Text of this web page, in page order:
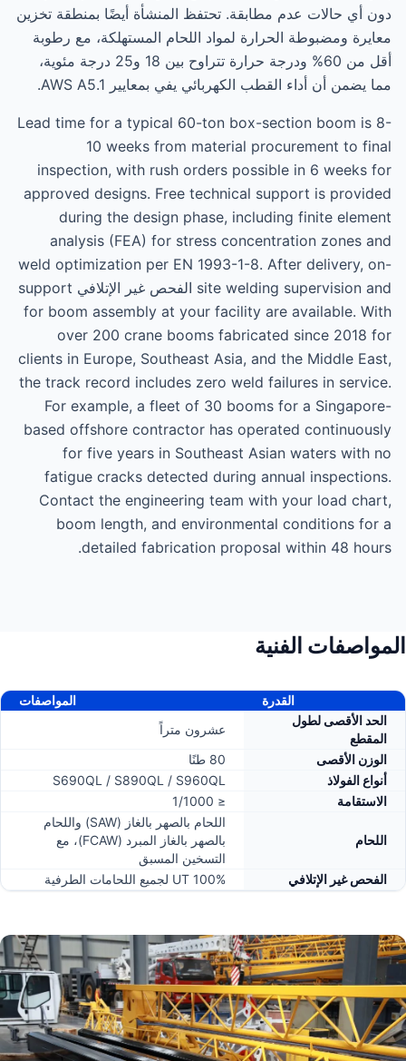
دون أي حالات عدم مطابقة. تحتفظ المنشأة أيضًا بمنطقة تخزين
معايرة ومضبوطة الحرارة لمواد اللحام المستهلكة، مع رطوبة
أقل من 60% ودرجة حرارة تتراوح بين 18 و25 درجة مئوية،
مما يضمن أن أداء القطب الكهربائي يفي بمعايير AWS A5.1.
Lead time for a typical 60-ton box-section boom is 8-
10 weeks from material procurement to final
inspection, with rush orders possible in 6 weeks for
approved designs. Free technical support is provided
during the design phase, including finite element
analysis (FEA) for stress concentration zones and
weld optimization per EN 1993-1-8. After delivery, on-
site welding supervision and الفحص غير الإتلافي support
for boom assembly at your facility are available. With
over 200 crane booms fabricated since 2018 for
clients in Europe, Southeast Asia, and the Middle East,
the track record includes zero weld failures in service.
For example, a fleet of 30 booms for a Singapore-
based offshore contractor has operated continuously
for five years in Southeast Asian waters with no
fatigue cracks detected during annual inspections.
Contact the engineering team with your load chart,
boom length, and environmental conditions for a
detailed fabrication proposal within 48 hours.
المواصفات الفنية
القدرة
المواصفات
الحد الأقصى لطول
المقطع
عشرون متراً
الوزن الأقصى
80 طنًا
أنواع الفولاذ
S690QL / S890QL / S960QL
الاستقامة
≤ 1/1000
اللحام
اللحام بالصهر بالغاز (SAW) واللحام
بالصهر بالغاز المبرد (FCAW)، مع
التسخين المسبق
الفحص غير الإتلافي
100% UT لجميع اللحامات الطرفية